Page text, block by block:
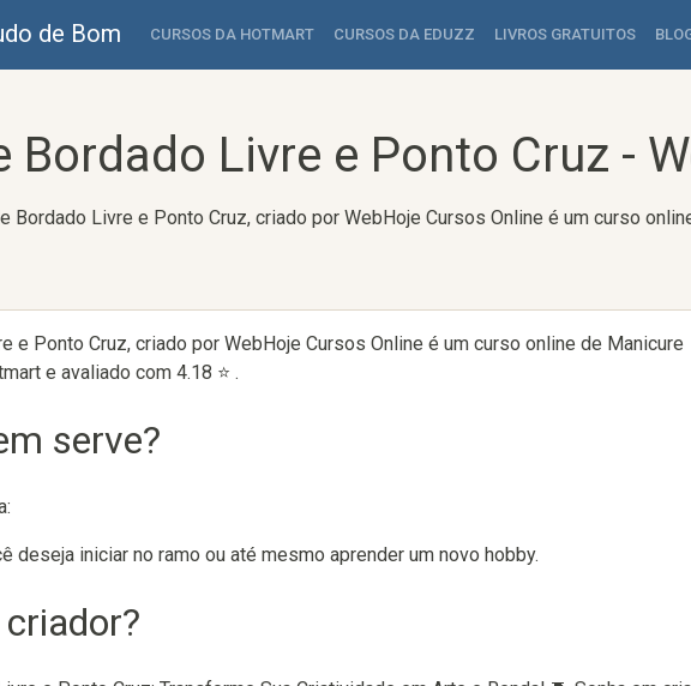
de Bom CURSOS DA HOTMART CURSOS DA EDUZZ LIVROS GRATUITOS
Bordado Livre e Ponto Cruz -
Bordado Livre e Ponto Cruz, criado por WebHoje Cursos Online é um curso
e Ponto Cruz, criado por WebHoje Cursos Online é um curso online de Manicure
e avaliado com 4.18 ⭐ .
serve?
deseja iniciar no ramo ou até mesmo aprender um novo hobby.